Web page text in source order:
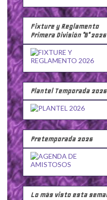
Fixture y Reglamento
Primera División "B" 2026
Plantel Temporada 2026
Pretemporada 2026
Lo más visto esta